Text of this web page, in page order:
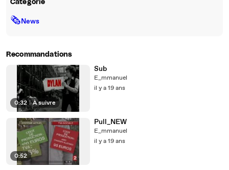
Catégorie
🗞News
Recommandations
0:32 | À suivre
Sub
E_mmanuel
il y a 19 ans
0:52
Pull_NEW
E_mmanuel
il y a 19 ans